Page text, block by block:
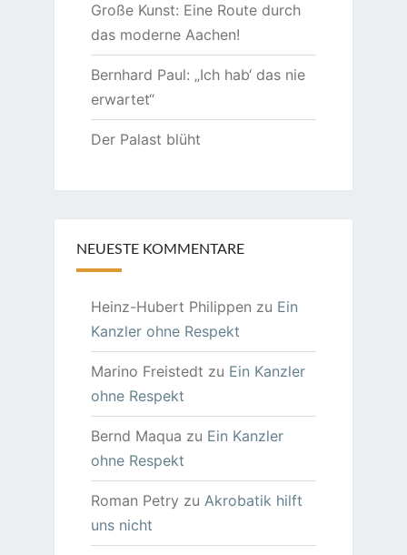
Große Kunst: Eine Route durch
das moderne Aachen!
Bernhard Paul: „Ich hab‘ das nie
erwartet“
Der Palast blüht
NEUESTE KOMMENTARE
Heinz-Hubert Philippen zu Ein
Kanzler ohne Respekt
Marino Freistedt zu Ein Kanzler
ohne Respekt
Bernd Maqua zu Ein Kanzler
ohne Respekt
Roman Petry zu Akrobatik hilft
uns nicht